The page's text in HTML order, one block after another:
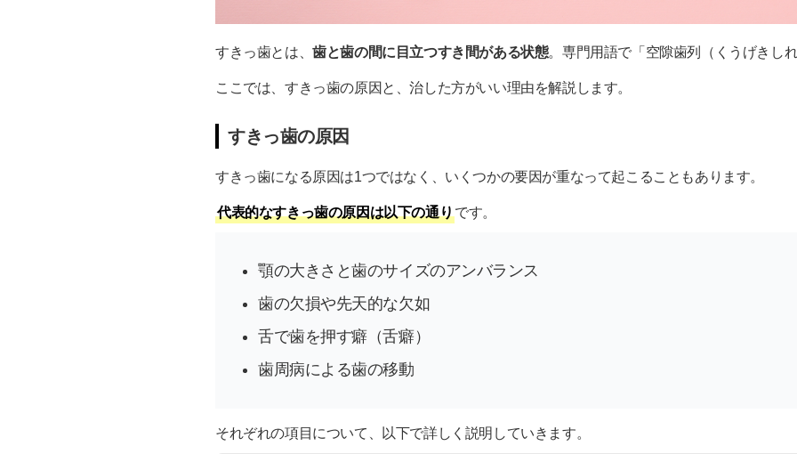
すきっ歯とは、歯と歯の間に目立つすき間がある状態。専門用語で「空隙歯列（くうげきし
ここでは、すきっ歯の原因と、治した方がいい理由を解説します。
すきっ歯の原因
すきっ歯になる原因は1つではなく、いくつかの要因が重なって起こることもあります。
代表的なすきっ歯の原因は以下の通り です。
顎の大きさと歯のサイズのアンバランス
歯の欠損や先天的な欠如
舌で歯を押す癖（舌癖）
歯周病による歯の移動
それぞれの項目について、以下で詳しく説明していきます。